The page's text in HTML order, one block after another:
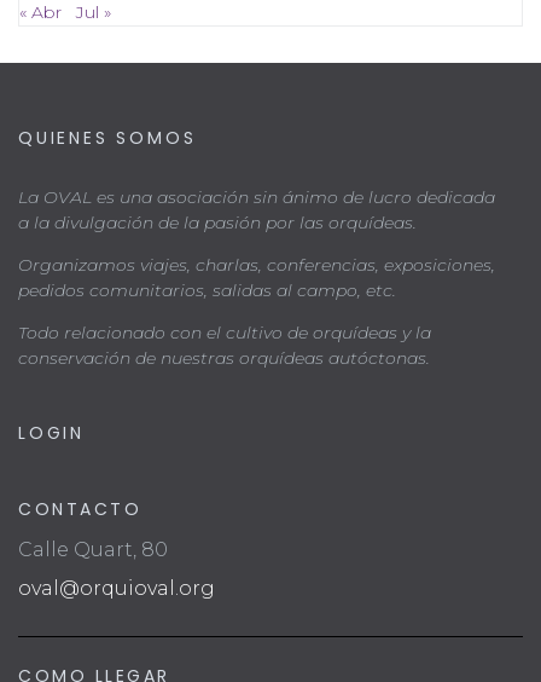
« Abr Jul »
QUIENES SOMOS
La OVAL es una asociación sin ánimo de lucro dedicada
a la divulgación de la pasión por las orquídeas.
Organizamos viajes, charlas, conferencias, exposiciones,
pedidos comunitarios, salidas al campo, etc.
Todo relacionado con el cultivo de orquídeas y la
conservación de nuestras orquídeas autóctonas.
LOGIN
CONTACTO
Calle Quart, 80
oval@orquioval.org
COMO LLEGAR